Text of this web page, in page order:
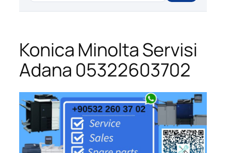
Konica Minolta Servisi
Adana 05322603702